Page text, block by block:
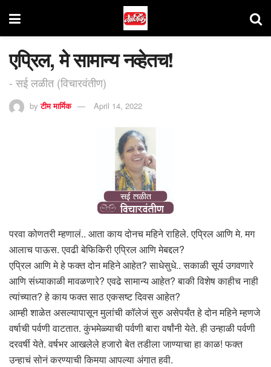
एप्रिल, मे सामान्य नव्हेतच!
- सई लळीत (विचारवंतीण)
by टीम मार्मिक April 14, 2022
परवा कोणतरी म्हणालं.. आता काय दोनच महिने राहिले. एप्रिल आणि मे. मग
आलाच पाऊस. एवढी बेफिकिरी एप्रिल आणि मेबद्दल?
एप्रिल आणि मे हे फक्त दोन महिने आहेत? साधेसुधे.. सकाळी सूर्य उगवणारे
आणि संध्याकाळी मावळणारे? एवढे सामान्य आहेत? बाकी विशेष काहीच नाही
त्यांच्यात? हे काय फक्त साठ एकसष्ट दिवस आहेत?
आम्ही शाळेत असल्यापासून मुलांची कॉलेजं सुरु असेपर्यंत हे दोन महिने म्हणजे
वर्षाची पर्वणी वाटतात. कुंभमेळ्याची पर्वणी बारा वर्षांनी येते. ही उन्हाळी पर्वणी
दरवर्षी येते. वर्षभर आखलेले हजारो बेत तडीला जाण्याचा हा काळ! फक्त
उन्हाचं सोनं करण्याची किमया आपल्या अंगात हवी.